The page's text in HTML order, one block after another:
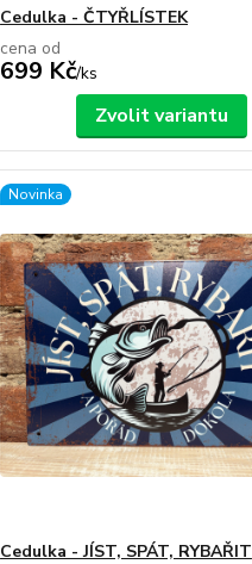
Cedulka - ČTYŘLÍSTEK
cena od
699 Kč/ks
Zvolit variantu
Novinka
Cedulka - JÍST, SPÁT, RYBAŘIT